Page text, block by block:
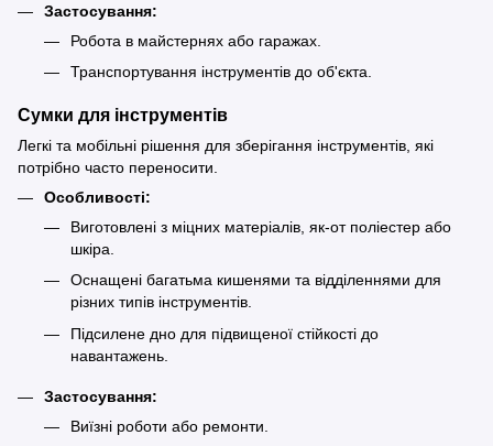
Застосування:
Робота в майстернях або гаражах.
Транспортування інструментів до об'єкта.
Сумки для інструментів
Легкі та мобільні рішення для зберігання інструментів, які
потрібно часто переносити.
Особливості:
Виготовлені з міцних матеріалів, як-от поліестер або
шкіра.
Оснащені багатьма кишенями та відділеннями для
різних типів інструментів.
Підсилене дно для підвищеної стійкості до
навантажень.
Застосування:
Виїзні роботи або ремонти.